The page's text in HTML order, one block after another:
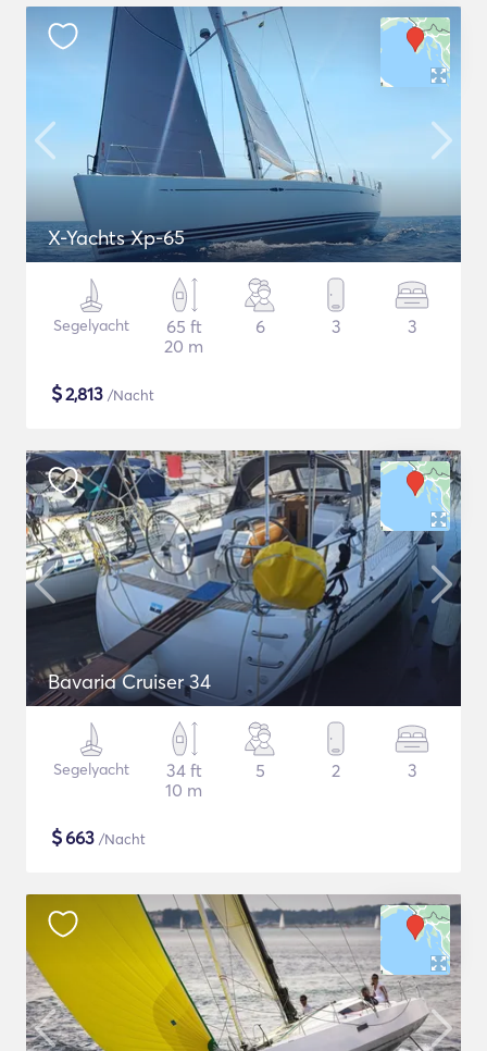
X-Yachts Xp-65
Segelyacht
65 ft
20 m
6 3 3
$2,813 /Nacht
Bavaria Cruiser 34
Segelyacht
34 ft
10 m
5 2 3
$663 /Nacht